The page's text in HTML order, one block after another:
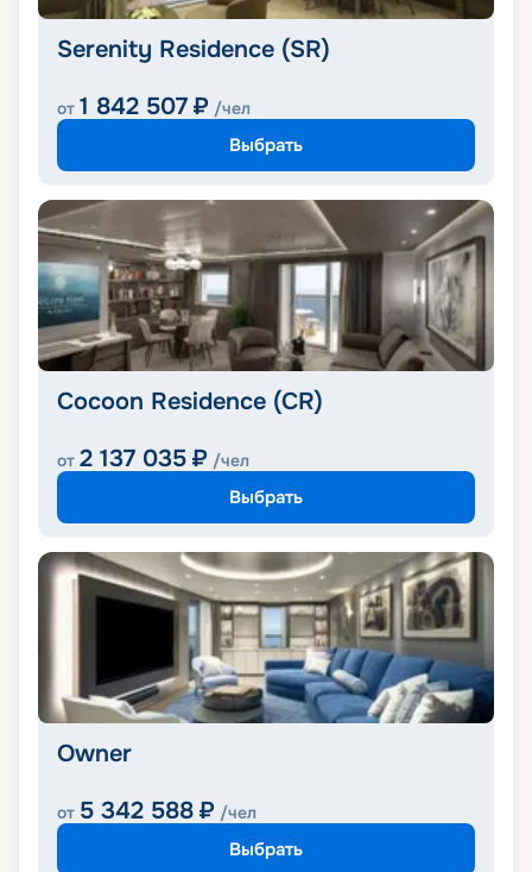
Serenity Residence (SR)
от 1 842 507 ₽ /чел
Выбрать
Cocoon Residence (CR)
от 2 137 035 ₽ /чел
Выбрать
Owner
от 5 342 588 ₽ /чел
Выбрать